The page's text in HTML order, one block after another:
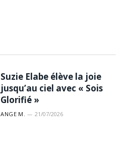
Suzie Elabe élève la joie
jusqu’au ciel avec « Sois
Glorifié »
ANGE M. 21/07/2026